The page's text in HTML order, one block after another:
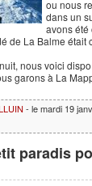
ou nous
dans un
avons été
de La Balme était
nous voici
garons à La
- le mardi 19
paradis